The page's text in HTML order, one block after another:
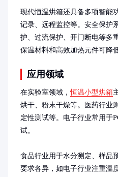
现代恒温烘箱还具备多项智能
记录、远程监控等。安全保护
护、过流保护、开门断电等多
保温材料和高效加热元件可降
应用领域
在实验室领域，恒温小型烘箱
烘干、粉末干燥等。医药行业
定性测试等。电子行业常用于
试。
食品行业用于水分测定、样品
要求各异，如电子行业注重温